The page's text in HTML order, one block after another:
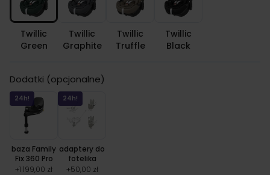
Twillic
Green
Twillic
Graphite
Twillic
Truffle
Twillic
Black
Dodatki (opcjonalne)
24h!
baza Family
Fix 360 Pro
+1 199,00 zł
24h!
adaptery do
fotelika
+50,00 zł